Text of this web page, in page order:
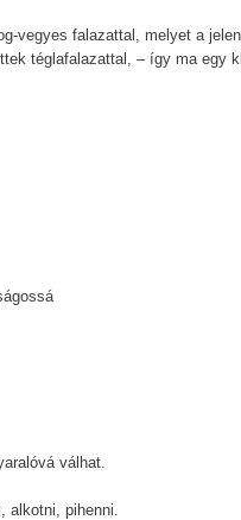
vegyes falazattal, melyet a
téglafalazattal, – így ma egy
válhat.
alkotni, pihenni.